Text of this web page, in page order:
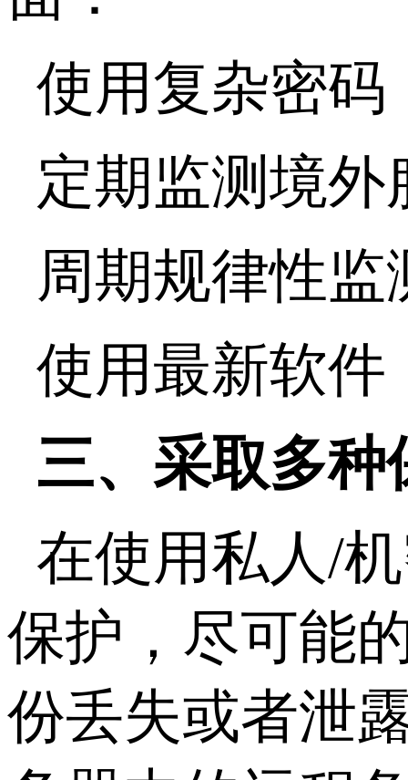
使用复杂密码
定期监测境
周期规律性
使用最新软件
三、采取多种
在使用私人/
保护，尽可能
份丢失或者泄